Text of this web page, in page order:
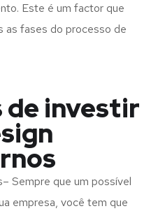
Este é um factor que
as fases do processo de
de investir
Sempre que um possível
empresa, você tem que